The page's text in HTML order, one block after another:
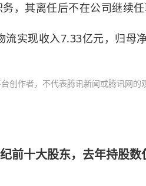
，其离任后不在公司继续任
实现收入7.33亿元，归母
创作者，不代表腾讯新闻或腾讯网的
前十大股东，去年持股数